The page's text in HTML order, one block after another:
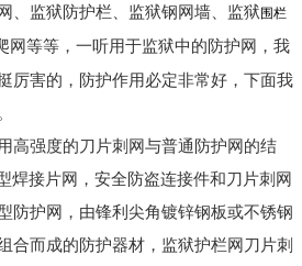
、监狱防护栏、监狱钢网墙、监狱围栏
网等等，一听用于监狱中的防护网，我
厉害的，防护作用必定非常好，下面我
强度的刀片刺网与普通防护网的结
焊接片网，安全防盗连接件和刀片刺网
防护网，由锋利尖角镀锌钢板或不锈钢
合而成的防护器材，监狱护栏网刀片刺